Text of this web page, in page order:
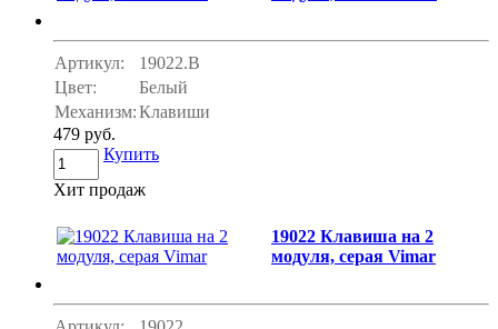
Артикул:
19022.B
Цвет:
Белый
Механизм:Клавиши
479 руб.
Купить
Хит продаж
19022 Клавиша на 2
модуля, серая Vimar